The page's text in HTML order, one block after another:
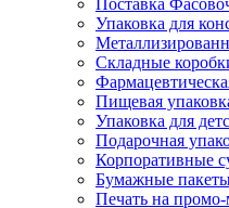
Поставка
Упаковка для
Складные
Пищевая
Упаковка для
Подарочная
Корпоративные
Бумажные
Печать на промо-